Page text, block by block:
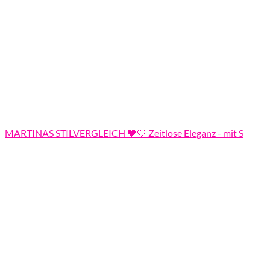
MARTINAS STILVERGLEICH 🖤🤍 Zeitlose Eleganz - mit S